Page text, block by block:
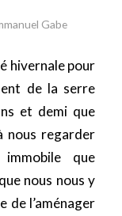
Gabe
hivernale pour
de la serre
et demi que
nous regarder
que
nous nous y
de l’aménager